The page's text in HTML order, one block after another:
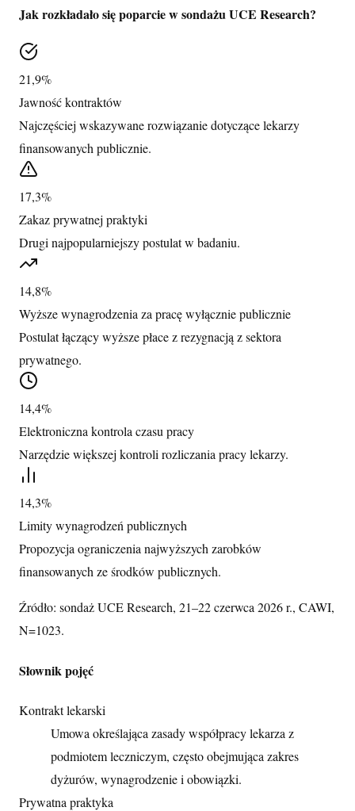
Jak rozkładało się poparcie w sondażu UCE Research?
21,9%
Jawność kontraktów
Najczęściej wskazywane rozwiązanie dotyczące lekarzy
finansowanych publicznie.
17,3%
Zakaz prywatnej praktyki
Drugi najpopularniejszy postulat w badaniu.
14,8%
Wyższe wynagrodzenia za pracę wyłącznie publicznie
Postulat łączący wyższe płace z rezygnacją z sektora
prywatnego.
14,4%
Elektroniczna kontrola czasu pracy
Narzędzie większej kontroli rozliczania pracy lekarzy.
14,3%
Limity wynagrodzeń publicznych
Propozycja ograniczenia najwyższych zarobków
finansowanych ze środków publicznych.
Źródło: sondaż UCE Research, 21–22 czerwca 2026 r., CAWI,
N=1023.
Słownik pojęć
Kontrakt lekarski
Umowa określająca zasady współpracy lekarza z
podmiotem leczniczym, często obejmująca zakres
dyżurów, wynagrodzenie i obowiązki.
Prywatna praktyka